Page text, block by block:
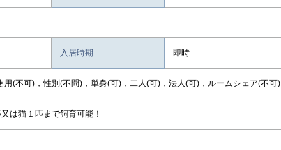
入居時期 即時
(不可)，性別(不問)，単身(可)，二人(可)，法人(可)，ルームシェア(不可)
は猫１匹まで飼育可能！